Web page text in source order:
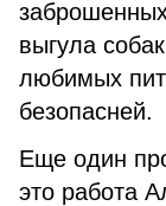
выгула
любимых
безопасней.
Еще один
это работа